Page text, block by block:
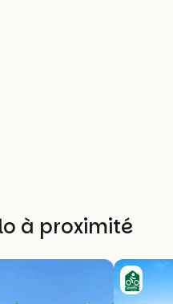
à proximité